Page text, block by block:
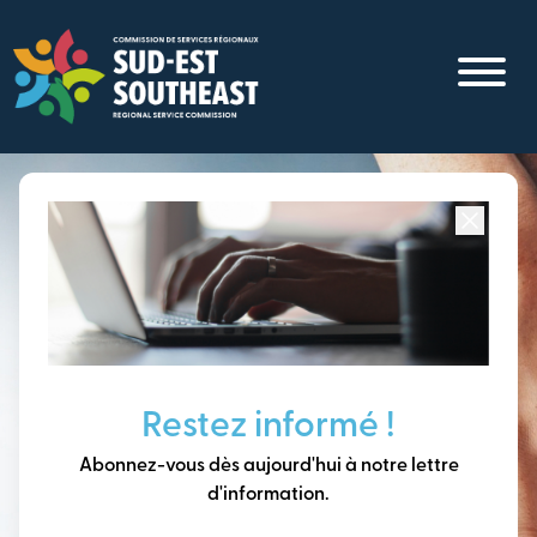
contenu
principal
Restez informé !
Abonnez-vous dès aujourd'hui à notre lettre
d'information.
Concentré sur toutes les communautés du
Nouveau-Brunswick
construire notre avenir